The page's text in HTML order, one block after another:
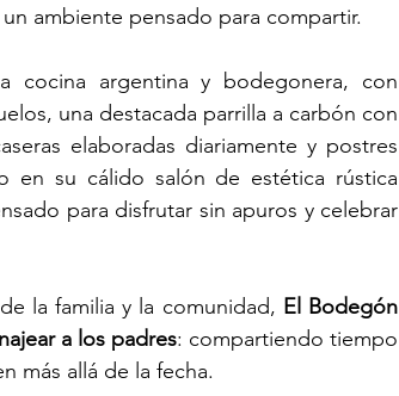
ambiente pensado para compartir.
cocina argentina y bodegonera, con
una destacada parrilla a carbón con
elaboradas diariamente y postres
en su cálido salón de estética rústica
para disfrutar sin apuros y celebrar
la familia y la comunidad, El Bodegón
a los padres: compartiendo tiempo
más allá de la fecha.